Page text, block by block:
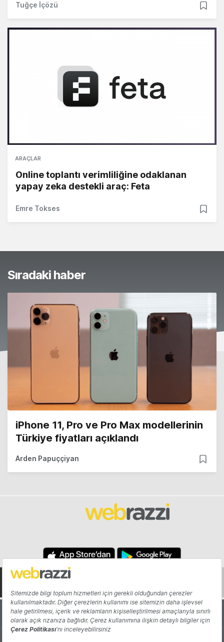
Tuğçe İçözü
ARAÇLAR
Online toplantı verimliliğine odaklanan
yapay zeka destekli araç: Feta
Emre Tokses
Sıradaki haber
iPhone 11, Pro ve Pro Max modellerinin
Türkiye fiyatları açıklandı
Arden Papuççiyan
Hakkında Yazarlar